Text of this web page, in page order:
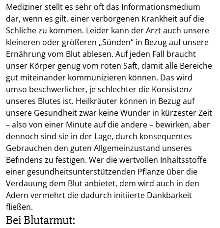
Mediziner stellt es sehr oft das Informationsmedium
dar, wenn es gilt, einer verborgenen Krankheit auf die
Schliche zu kommen. Leider kann der Arzt auch unsere
kleineren oder größeren „Sünden“ in Bezug auf unsere
Ernährung vom Blut ablesen. Auf jeden Fall braucht
unser Körper genug vom roten Saft, damit alle Bereiche
gut miteinander kommunizieren können. Das wird
umso beschwerlicher, je schlechter die Konsistenz
unseres Blutes ist. Heilkräuter können in Bezug auf
unsere Gesundheit zwar keine Wunder in kürzester Zeit
– also von einer Minute auf die andere – bewirken, aber
dennoch sind sie in der Lage, durch konsequentes
Gebrauchen den guten Allgemeinzustand unseres
Befindens zu festigen. Wer die wertvollen Inhaltsstoffe
einer gesundheitsunterstützenden Pflanze über die
Verdauung dem Blut anbietet, dem wird auch in den
Adern vermehrt die dadurch initiierte Dankbarkeit
fließen.
Bei Blutarmut: